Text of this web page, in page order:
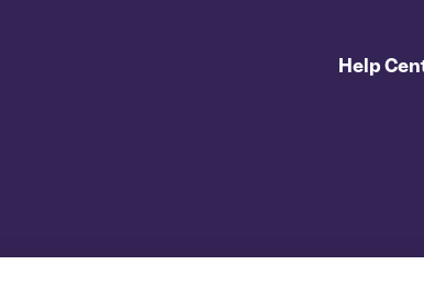
Help